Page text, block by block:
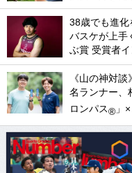
38歳でも進化
バスケが上手
ぶ賞 受賞者イ
《山の神対
名ランナー、
ロンパス® 」